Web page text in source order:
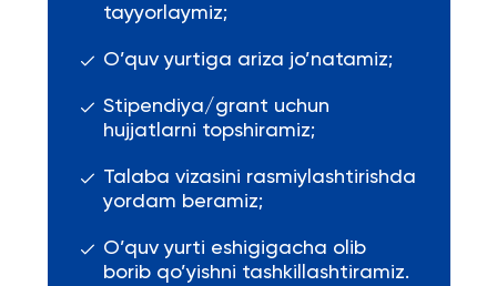
tayyorlaymiz;
O’quv yurtiga ariza jo’natamiz;
Stipendiya/grant uchun
hujjatlarni topshiramiz;
Talaba vizasini rasmiylashtirishda
yordam beramiz;
O’quv yurti eshigigacha olib
borib qo’yishni tashkillashtiramiz.